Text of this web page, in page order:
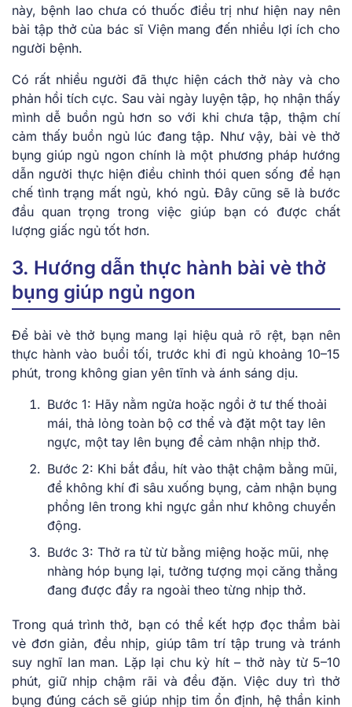
này, bệnh lao chưa có thuốc điều trị như hiện nay nên
bài tập thở của bác sĩ Viện mang đến nhiều lợi ích cho
người bệnh.
Có rất nhiều người đã thực hiện cách thở này và cho
phản hồi tích cực. Sau vài ngày luyện tập, họ nhận thấy
mình dễ buồn ngủ hơn so với khi chưa tập, thậm chí
cảm thấy buồn ngủ lúc đang tập. Như vậy, bài vè thở
bụng giúp ngủ ngon chính là một phương pháp hướng
dẫn người thực hiện điều chỉnh thói quen sống để hạn
chế tình trạng mất ngủ, khó ngủ. Đây cũng sẽ là bước
đầu quan trọng trong việc giúp bạn có được chất
lượng giấc ngủ tốt hơn.
3. Hướng dẫn thực hành bài vè thở
bụng giúp ngủ ngon
Để bài vè thở bụng mang lại hiệu quả rõ rệt, bạn nên
thực hành vào buổi tối, trước khi đi ngủ khoảng 10–15
phút, trong không gian yên tĩnh và ánh sáng dịu.
Bước 1: Hãy nằm ngửa hoặc ngồi ở tư thế thoải
mái, thả lỏng toàn bộ cơ thể và đặt một tay lên
ngực, một tay lên bụng để cảm nhận nhịp thở.
Bước 2: Khi bắt đầu, hít vào thật chậm bằng mũi,
để không khí đi sâu xuống bụng, cảm nhận bụng
phồng lên trong khi ngực gần như không chuyển
động.
Bước 3: Thở ra từ từ bằng miệng hoặc mũi, nhẹ
nhàng hóp bụng lại, tưởng tượng mọi căng thẳng
đang được đẩy ra ngoài theo từng nhịp thở.
Trong quá trình thở, bạn có thể kết hợp đọc thầm bài
vè đơn giản, đều nhịp, giúp tâm trí tập trung và tránh
suy nghĩ lan man. Lặp lại chu kỳ hít – thở này từ 5–10
phút, giữ nhịp chậm rãi và đều đặn. Việc duy trì thở
bụng đúng cách sẽ giúp nhịp tim ổn định, hệ thần kinh